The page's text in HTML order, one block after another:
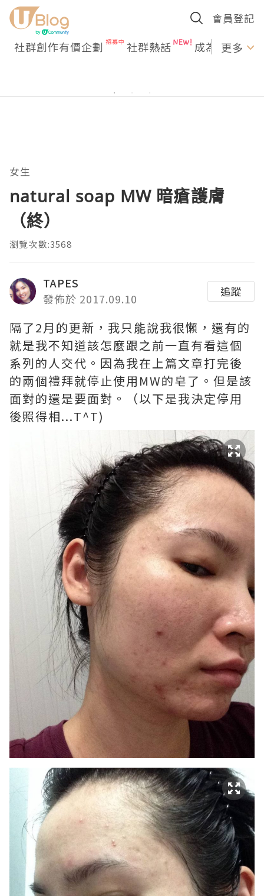
會員登記
社群創作有價企劃 社群熱話 成為U更多
女生
natural soap MW 暗瘡護膚
（終）
瀏覽次數:3568
TAPES
發佈於 2017.09.10
追蹤
隔了2月的更新，我只能說我很懶，還有的
就是我不知道該怎麼跟之前一直有看這個
系列的人交代。因為我在上篇文章打完後
的兩個禮拜就停止使用MW的皂了。但是該
面對的還是要面對。（以下是我決定停用
後照得相...T^T)